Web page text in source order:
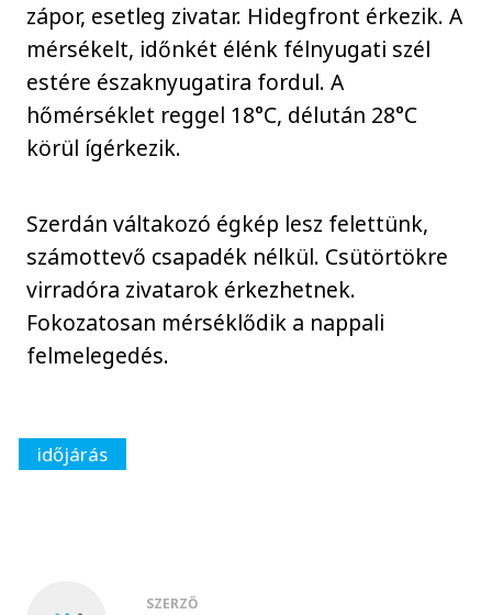
zápor, esetleg zivatar. Hidegfront érkezik. A
mérsékelt, időnkét élénk félnyugati szél
estére északnyugatira fordul. A
hőmérséklet reggel 18°C, délután 28°C
körül ígérkezik.
Szerdán váltakozó égkép lesz felettünk,
számottevő csapadék nélkül. Csütörtökre
virradóra zivatarok érkezhetnek.
Fokozatosan mérséklődik a nappali
felmelegedés.
időjárás
SZERZŐ